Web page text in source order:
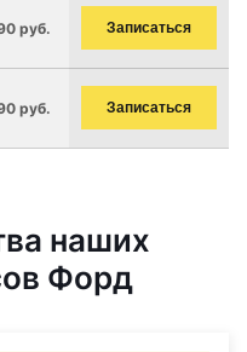
руб. Записаться
руб. Записаться
наших
Форд